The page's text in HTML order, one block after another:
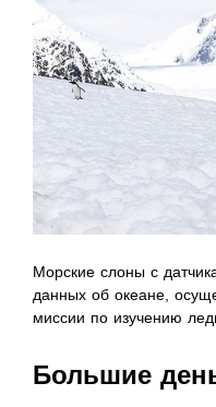
Морские слоны с
данных об океане,
миссии по изучению
Большие